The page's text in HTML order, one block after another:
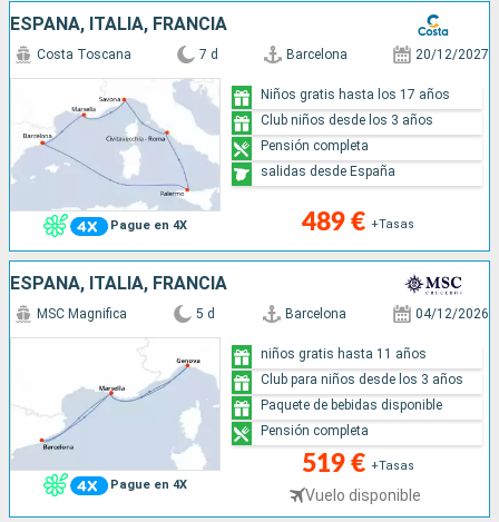
ESPAÑA, ITALIA, FRANCIA
Pague en 4X
Costa Toscana 7 d Barcelona 20/12/2027
489 € +Tasas
Niños gratis hasta los 17 años
Club niños desde los 3 años
Pensión completa
salidas desde España
ESPAÑA, ITALIA, FRANCIA
Pague en 4X
MSC Magnifica 5 d Barcelona 04/12/2026
519 € +Tasas
Vuelo disponible
niños gratis hasta 11 años
Club para niños desde los 3 años
Paquete de bebidas disponible
Pensión completa